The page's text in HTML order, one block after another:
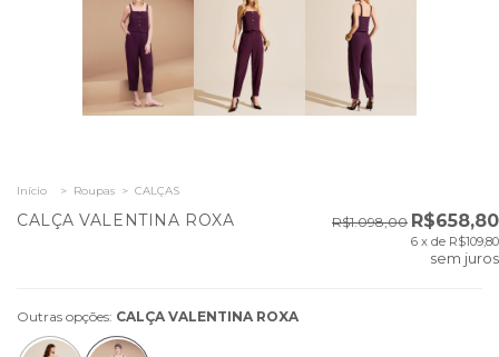
Início > Roupas > CALÇAS
CALÇA VALENTINA ROXA R$1.098,00 R$658,80
6 x de R$109,80
sem juros
Outras opções: CALÇA VALENTINA ROXA